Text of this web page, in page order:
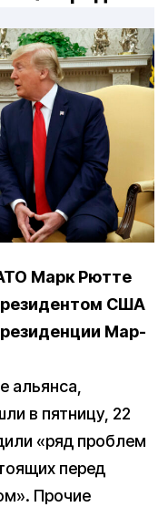
Марк Рютте
США
Мар-
альянса,
в пятницу, 22
«ряд проблем
перед
Прочие